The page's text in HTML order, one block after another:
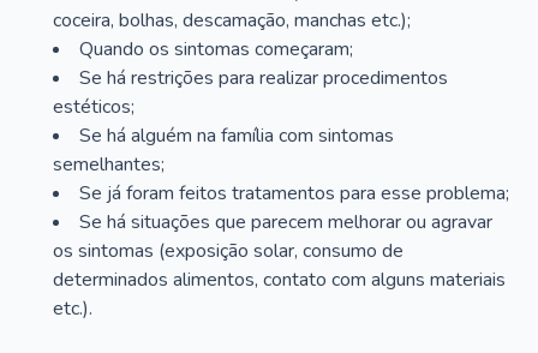
coceira, bolhas, descamação, manchas etc.);
Quando os sintomas começaram;
Se há restrições para realizar procedimentos
estéticos;
Se há alguém na família com sintomas
semelhantes;
Se já foram feitos tratamentos para esse problema;
Se há situações que parecem melhorar ou agravar
os sintomas (exposição solar, consumo de
determinados alimentos, contato com alguns materiais
etc.).